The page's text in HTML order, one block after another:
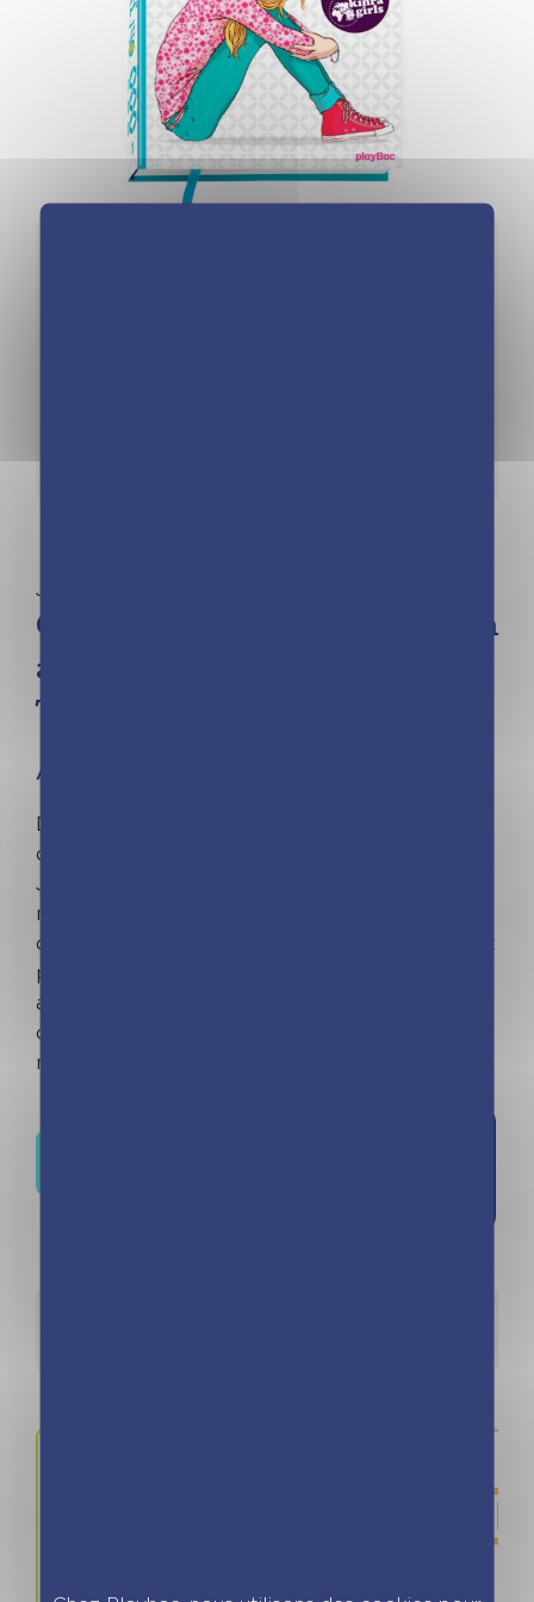
Jeunesse | Moka | Nancy Peña
Oh ! Pénélope – Qu’est-ce qu’on
attend pour être heureux ? –
Tome 1
À partir de 8 ans
Découvre Pénélope : ses coups de coeur, ses
copines, son amoureux et son sacré caractère !
Je m’appelle Pénélope, j’ai 11 ans, une famille
marrante, 2 super copines et 1 amoureux (je
craque grave pour mon Artus). Mais la vie n’est
pas toujours rose, ni le ciel toujours bleu. Il y a
aussi des jours sombres où je me demande :
comment peut-on changer le monde quand on
n’a que 11 ans ?